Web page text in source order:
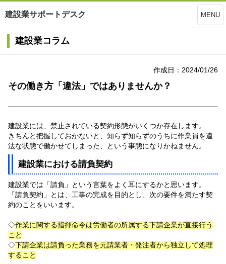
建設業サポートデスク MENU
建設業コラム
作成日：2024/01/26
その働き方「違法」ではありませんか？
建設業には、禁止されている契約形態がいくつか存在します。
きちんと把握しておかないと、知らず知らずのうちに作業員を違
法な状態で働かせてしまった、という事態になりかねません。
建設業における請負契約
建設業では「請負」という言葉をよく耳にするかと思います。
「請負契約」とは、工事の完成を目的とし、次の要件を満たす契
約のことをいいます。
◇作業に関する指揮命令は労働者の所属する下請企業が直接行う
こと
◇下請企業は請負った業務を元請業者・発注者から独立して処理
すること